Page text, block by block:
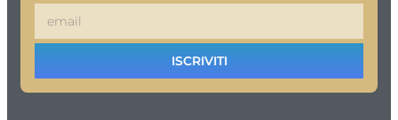
ISCRIVITI